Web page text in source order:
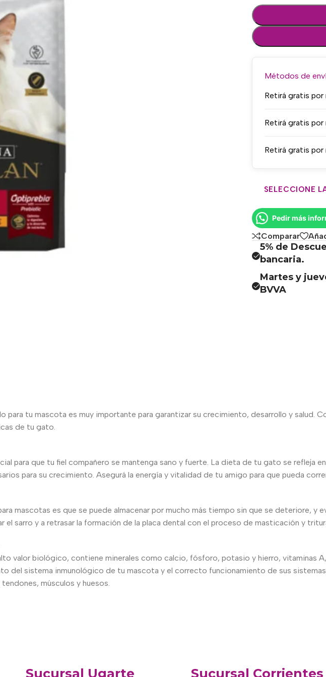
Métodos de
Retirá gratis por
Retirá gratis por
Retirá gratis por
SELECCIONE
Pedir más
Comparar
5% de
bancaria.
Martes y
BVVA
para tu mascota es muy importante para garantizar su crecimiento, desarrollo y salud.
de tu gato.
para que tu fiel compañero se mantenga sano y fuerte. La dieta de tu gato se refleja
para su crecimiento. Asegurá la energía y vitalidad de tu amigo para que pueda
mascotas es que se puede almacenar por mucho más tiempo sin que se deteriore, y
el sarro y a retrasar la formación de la placa dental con el proceso de masticación y
valor biológico, contiene minerales como calcio, fósforo, potasio y hierro, vitaminas
del sistema inmunológico de tu mascota y el correcto funcionamiento de sus
músculos y huesos.
Sucursal Ugarte Sucursal Corrientes